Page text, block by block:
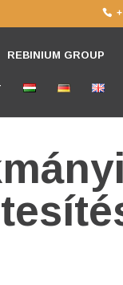
REBINIUM GROUP